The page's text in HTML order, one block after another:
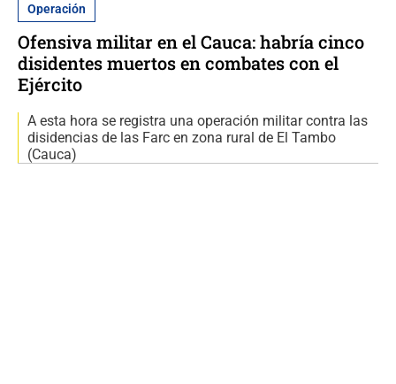
Operación
Ofensiva militar en el Cauca: habría cinco
disidentes muertos en combates con el
Ejército
A esta hora se registra una operación militar contra las
disidencias de las Farc en zona rural de El Tambo
(Cauca)